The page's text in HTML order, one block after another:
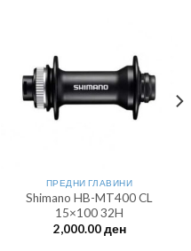
ПРЕДНИ ГЛАВИНИ
Shimano HB-MT400 CL
15×100 32H
2,000.00ден